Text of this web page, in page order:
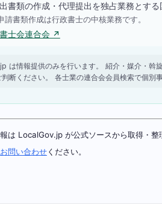
書類の作成・代理提出を独占業務とす
請書類作成は行政書士の中核業務です。
士会連合会 ↗
は情報提供のみを行います。 紹介・媒介・斡
断ください。 各士業の連合会会員検索で個別
は LocalGov.jp が公式ソースから取得・
お問い合わせください。